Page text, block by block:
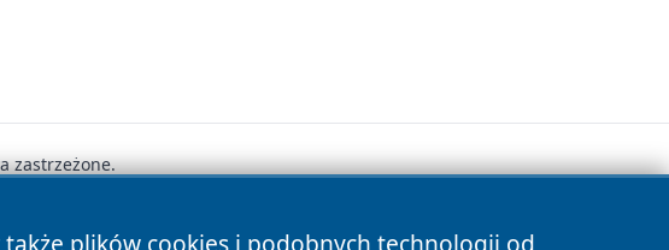
także plików cookies i podobnych technologii od
zastrzeżone.